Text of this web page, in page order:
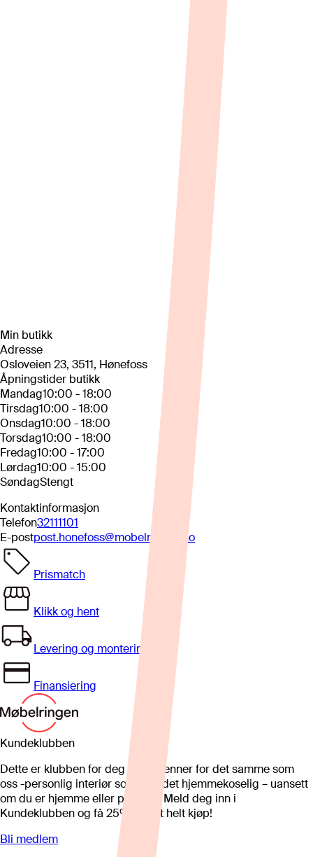
Min butikk
Adresse
Osloveien 23, 3511, Hønefoss
Åpningstider butikk
Mandag10:00 - 18:00
Tirsdag10:00 - 18:00
Onsdag10:00 - 18:00
Torsdag10:00 - 18:00
Fredag10:00 - 17:00
Lørdag10:00 - 15:00
SøndagStengt
Kontaktinformasjon
Telefon32111101
E-postpost.honefoss@mobelringen.no
Prismatch
Klikk og hent
Levering og montering
Finansiering
Kundeklubben
Dette er klubben for deg som brenner for det samme som
oss -personlig interiør som gjør det hjemmekoselig – uansett
om du er hjemme eller på hytta. Meld deg inn i
Kundeklubben og få 25%* på et helt kjøp!
Bli medlem